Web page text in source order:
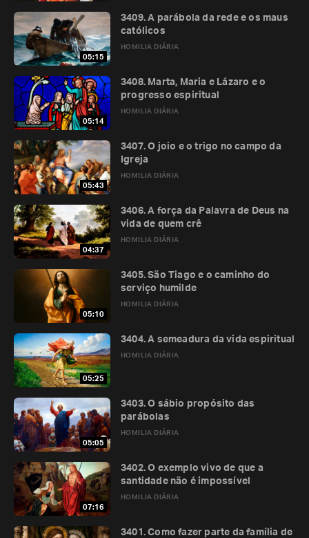
05:15
HOMILIA DIÁRIA
3409. A parábola da rede e os maus
católicos
05:14
HOMILIA DIÁRIA
3408. Marta, Maria e Lázaro e o
progresso espiritual
05:43
HOMILIA DIÁRIA
3407. O joio e o trigo no campo da
Igreja
04:37
HOMILIA DIÁRIA
3406. A força da Palavra de Deus na
vida de quem crê
05:10
HOMILIA DIÁRIA
3405. São Tiago e o caminho do
serviço humilde
05:25
HOMILIA DIÁRIA
3404. A semeadura da vida espiritual
05:05
HOMILIA DIÁRIA
3403. O sábio propósito das
parábolas
07:16
HOMILIA DIÁRIA
3402. O exemplo vivo de que a
santidade não é impossível
3401. Como fazer parte da família de